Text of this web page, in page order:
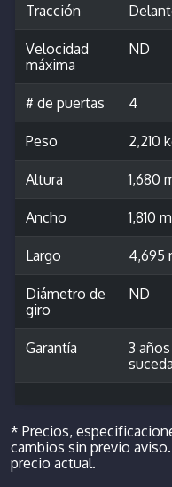
Tracción
Velocidad
máxima
ND
# de puertas 4
Peso 2,210
Altura 1,680
Ancho 1,810
Largo 4,695
Diámetro de
giro
ND
Garantía
3
* Precios,
cambios sin previo
precio actual.